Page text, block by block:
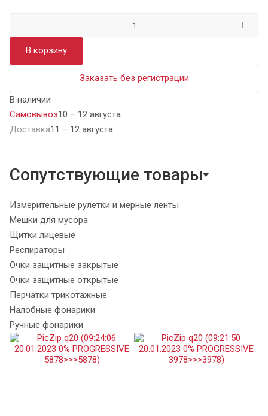
В корзину
Заказать без регистрации
В наличии
Самовывоз10 – 12 августа
Доставка11 – 12 августа
Сопутствующие товары
Измерительные рулетки и мерные ленты
Мешки для мусора
Щитки лицевые
Респираторы
Очки защитные закрытые
Очки защитные открытые
Перчатки трикотажные
Налобные фонарики
Ручные фонарики